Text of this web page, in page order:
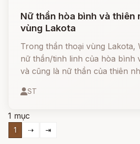
Nữ thần hòa bình và thiên
vùng Lakota
Trong thần thoại vùng Lakota,
nữ thần/tinh linh của hòa bình
và cũng là nữ thần của thiên
trăng Hanhelpi-Wi.
ST
1 mục
1 ⇢ ⇥